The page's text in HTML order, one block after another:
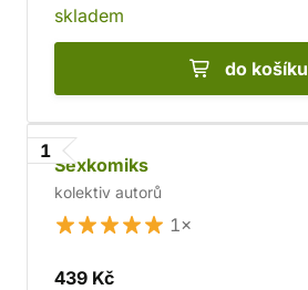
skladem
do košíku
1
Sexkomiks
kolektiv autorů
1×
439 Kč